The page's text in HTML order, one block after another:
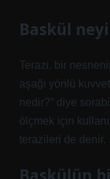
Baskül
Terazi, bir
aşağı yönlü
nedir?” diye
ölçmek için
terazileri de denir.